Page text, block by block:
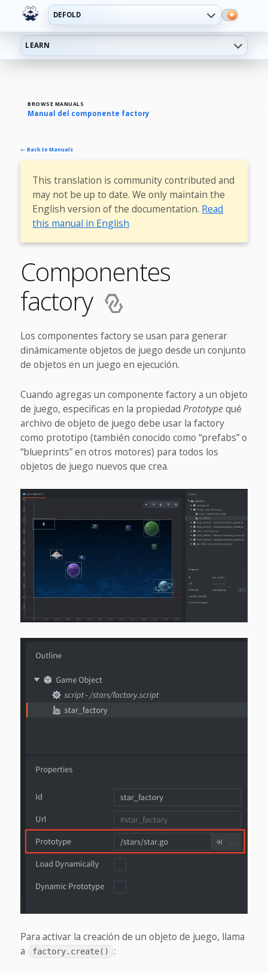
DEFOLD
LEARN
BROWSE MANUALS
Manual del componente factory
← Back to Manuals
This translation is community contributed and
may not be up to date. We only maintain the
English version of the documentation. Read
this manual in English
Componentes
factory
Los componentes factory se usan para generar
dinámicamente objetos de juego desde un conjunto
de objetos en un juego en ejecución.
Cuando agregas un componente factory a un objeto
de juego, especificas en la propiedad Prototypequé
archivo de objeto de juego debe usar la factory
como prototipo (también conocido como “prefabs” o
“blueprints” en otros motores) para todos los
objetos de juego nuevos que crea.
Para activar la creación de un objeto de juego, llama
a
factory.create() :